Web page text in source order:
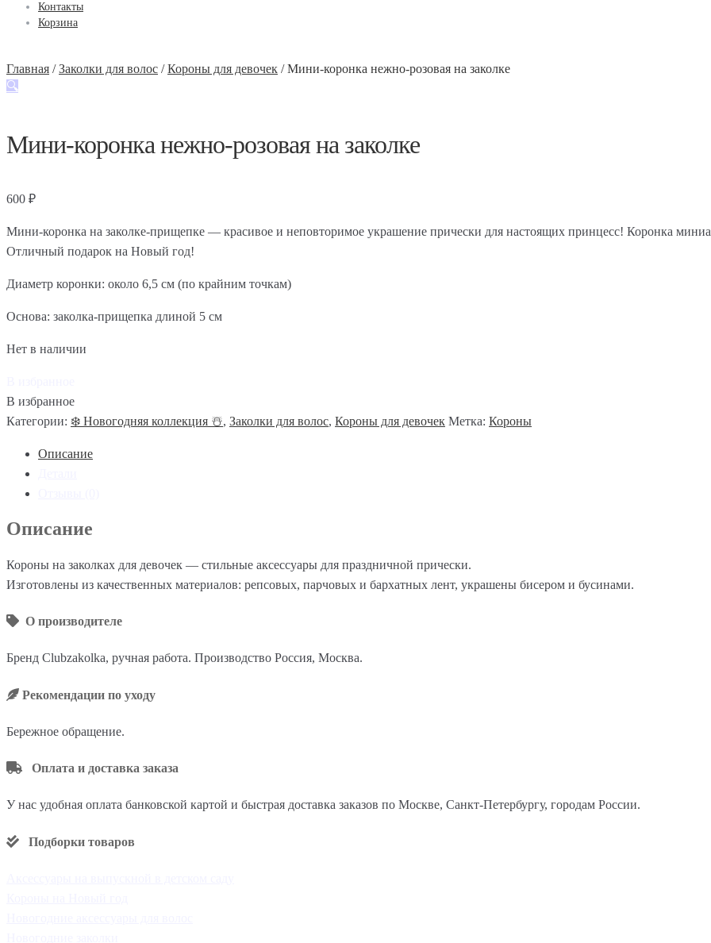
Контакты
Корзина
Главная /Заколки для волос /Короны для девочек /Мини-коронка нежно-розовая на заколке
🔍
Мини-коронка нежно-розовая на заколке
600 ₽
Мини-коронка на заколке-прищепке — красивое и неповторимое украшение прически для настоящих принцесс! Коронка
Отличный подарок на Новый год!
Диаметр коронки: около 6,5 см (по крайним точкам)
Основа: заколка-прищепка длиной 5 см
Нет в наличии
В избранное
Категории: ❄️ Новогодняя коллекция ☃️, Заколки для волос, Короны для девочек Метка: Короны
Описание
Описание
Короны на заколках для девочек — стильные аксессуары для праздничной прически.
Изготовлены из качественных материалов: репсовых, парчовых и бархатных лент, украшены бисером и бусинами.
О производителе
Бренд Clubzakolka, ручная работа. Производство Россия, Москва.
Рекомендации по уходу
Бережное обращение.
Оплата и доставка заказа
У нас удобная оплата банковской картой и быстрая доставка заказов по Москве, Санкт-Петербургу, городам России.
Подборки товаров